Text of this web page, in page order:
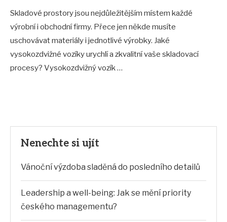
Skladové prostory jsou nejdůležitějším místem každé
výrobní i obchodní firmy. Přece jen někde musíte
uschovávat materiály i jednotlivé výrobky. Jaké
vysokozdvižné vozíky urychlí a zkvalitní vaše skladovací
procesy? Vysokozdvižný vozík …
Nenechte si ujít
Vánoční výzdoba sladěná do posledního detailů
Leadership a well-being: Jak se mění priority
českého managementu?